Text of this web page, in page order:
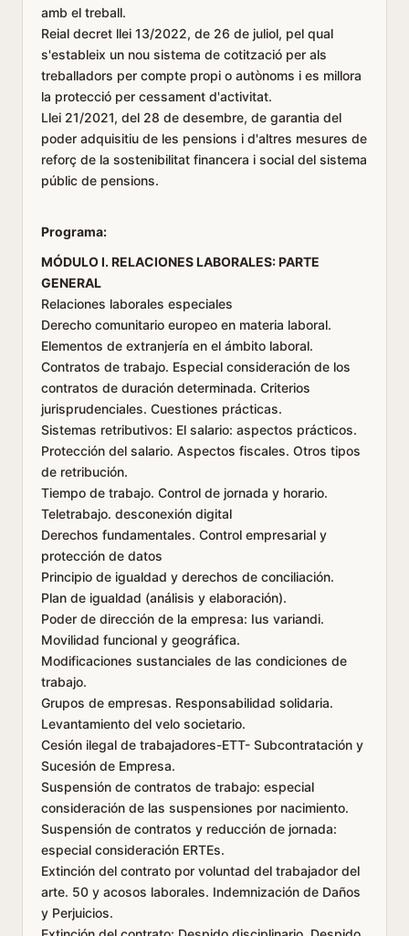
amb el treball.
Reial decret llei 13/2022, de 26 de juliol, pel qual
s'estableix un nou sistema de cotització per als
treballadors per compte propi o autònoms i es millora
la protecció per cessament d'activitat.
Llei 21/2021, del 28 de desembre, de garantia del
poder adquisitiu de les pensions i d'altres mesures de
reforç de la sostenibilitat financera i social del sistema
públic de pensions.
Programa:
MÓDULO I. RELACIONES LABORALES: PARTE
GENERAL
Relaciones laborales especiales
Derecho comunitario europeo en materia laboral.
Elementos de extranjería en el ámbito laboral.
Contratos de trabajo. Especial consideración de los
contratos de duración determinada. Criterios
jurisprudenciales. Cuestiones prácticas.
Sistemas retributivos: El salario: aspectos prácticos.
Protección del salario. Aspectos fiscales. Otros tipos
de retribución.
Tiempo de trabajo. Control de jornada y horario.
Teletrabajo. desconexión digital
Derechos fundamentales. Control empresarial y
protección de datos
Principio de igualdad y derechos de conciliación.
Plan de igualdad (análisis y elaboración).
Poder de dirección de la empresa: Ius variandi.
Movilidad funcional y geográfica.
Modificaciones sustanciales de las condiciones de
trabajo.
Grupos de empresas. Responsabilidad solidaria.
Levantamiento del velo societario.
Cesión ilegal de trabajadores-ETT- Subcontratación y
Sucesión de Empresa.
Suspensión de contratos de trabajo: especial
consideración de las suspensiones por nacimiento.
Suspensión de contratos y reducción de jornada:
especial consideración ERTEs.
Extinción del contrato por voluntad del trabajador del
arte. 50 y acosos laborales. Indemnización de Daños
y Perjuicios.